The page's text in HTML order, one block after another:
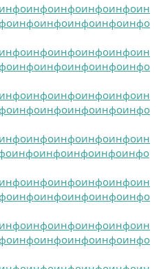
инфоинфоинфоинфоинфоин
инфоинфоинфоинфоинфо
инфоинфоинфоинфоинфоин
инфоинфоинфоинфоинфо
инфоинфоинфоинфоинфоин
инфоинфоинфоинфоинфо
инфоинфоинфоинфоинфоин
инфоинфоинфоинфоинфо
инфоинфоинфоинфоинфоин
инфоинфоинфоинфоинфо
инфоинфоинфоинфоинфоин
инфоинфоинфоинфоинфо